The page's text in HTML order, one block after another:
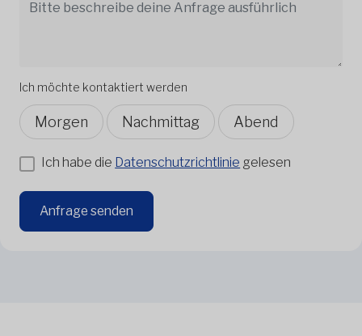
Ich möchte kontaktiert werden
Morgen Nachmittag Abend
Ich habe die Datenschutzrichtlinie gelesen
Anfrage senden